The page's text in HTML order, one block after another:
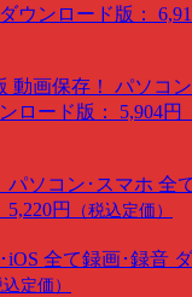
ダウンロード版：
動画保存！ パソコ
ロード版： 5,904円
パソコン･スマホ 全
円 （税込定価）
iOS 全て録画･録音
込定価）